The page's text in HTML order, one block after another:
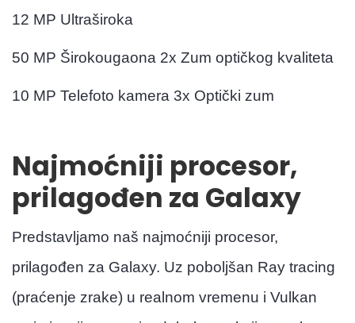
12 MP Ultraširoka
50 MP Širokougaona 2x Zum optičkog kvaliteta
10 MP Telefoto kamera 3x Optički zum
Najmoćniji procesor,
prilagođen za Galaxy
Predstavljamo naš najmoćniji procesor,
prilagođen za Galaxy. Uz poboljšan Ray tracing
(praćenje zrake) u realnom vremenu i Vulkan